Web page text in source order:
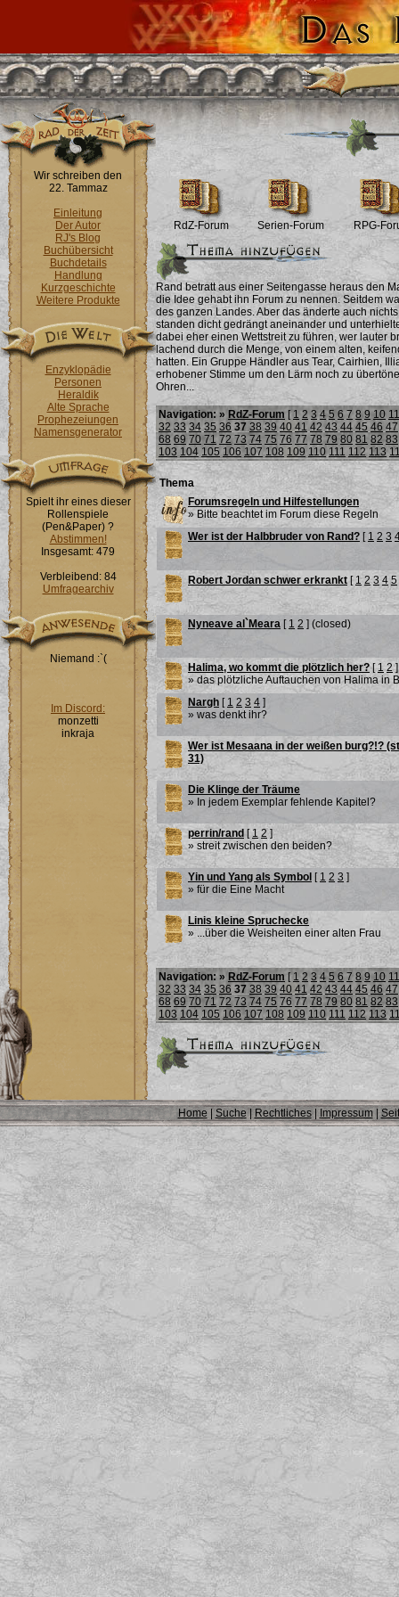
Wir schreiben den
22. Tammaz
Einleitung
Der Autor
RJ's Blog
Buchübersicht
Buchdetails
Handlung
Kurzgeschichte
Weitere Produkte
Enzyklopädie
Personen
Heraldik
Alte Sprache
Prophezeiungen
Namensgenerator
Spielt ihr eines dieser
Rollenspiele
(Pen&Paper) ?
Abstimmen!
Insgesamt: 479
Verbleibend: 84
Umfragearchiv
Niemand :`(
Im Discord:
monzetti
inkraja
RdZ-Forum Serien-Forum RPG-
Rand betratt aus einer Seitengasse heraus den
die Idee gehabt ihn Forum zu nennen. Seitdem
des ganzen Landes. Aber das änderte auch
standen dicht gedrängt aneinander und
dabei eher einen Wettstreit zu führen, wer lauter
lachend durch die Menge, von einem alten,
hatten. Ein Gruppe Händler aus Tear, Cairhien,
erhobener Stimme um den Lärm noch zu
Ohren...
Navigation: » RdZ-Forum [1 2 3 4 5 6 7 8 9 10 11
32 33 34 35 36 37 38 39 40 41 42 43 44 45 46 47
68 69 70 71 72 73 74 75 76 77 78 79 80 81 82 83
103 104 105 106 107 108 109 110 111 112 113
Thema
Forumsregeln und Hilfestellungen
» Bitte beachtet im Forum diese Regeln
Wer ist der Halbbruder von Rand? [ 1 2 3
Robert Jordan schwer erkrankt [ 1 2 3 4 5
Nyneave al`Meara [ 1 2 ] (closed)
Halima, wo kommt die plötzlich her?[1 2]
» das plötzliche Auftauchen von Halima in
Nargh [ 1 2 3 4 ]
» was denkt ihr?
Wer ist Mesaana in der weißen burg?!?
31)
Die Klinge der Träume
» In jedem Exemplar fehlende Kapitel?
perrin/rand[1 2]
» streit zwischen den beiden?
Yin und Yang als Symbol [ 1 2 3 ]
» für die Eine Macht
Linis kleine Spruchecke
» ...über die Weisheiten einer alten Frau
Navigation: » RdZ-Forum [1 2 3 4 5 6 7 8 9 10 11
32 33 34 35 36 37 38 39 40 41 42 43 44 45 46 47
68 69 70 71 72 73 74 75 76 77 78 79 80 81 82 83
103 104 105 106 107 108 109 110 111 112 113
Home| Suche | Rechtliches| Impressum|